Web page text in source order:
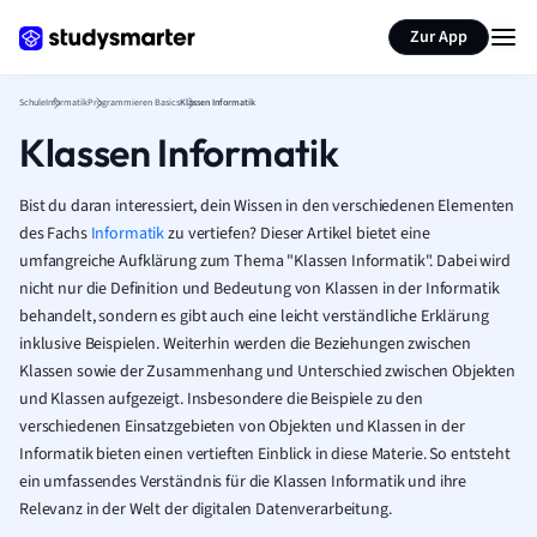
Zur App
SchuleInformatikProgrammieren BasicsKlassen Informatik
Klassen Informatik
Bist du daran interessiert, dein Wissen in den verschiedenen Elementen
des Fachs Informatikzu vertiefen? Dieser Artikel bietet eine
umfangreiche Aufklärung zum Thema "Klassen Informatik". Dabei wird
nicht nur die Definition und Bedeutung von Klassen in der Informatik
behandelt, sondern es gibt auch eine leicht verständliche Erklärung
inklusive Beispielen. Weiterhin werden die Beziehungen zwischen
Klassen sowie der Zusammenhang und Unterschied zwischen Objekten
und Klassen aufgezeigt. Insbesondere die Beispiele zu den
verschiedenen Einsatzgebieten von Objekten und Klassen in der
Informatik bieten einen vertieften Einblick in diese Materie. So entsteht
ein umfassendes Verständnis für die Klassen Informatik und ihre
Relevanz in der Welt der digitalen Datenverarbeitung.
Seite zusammenfassen